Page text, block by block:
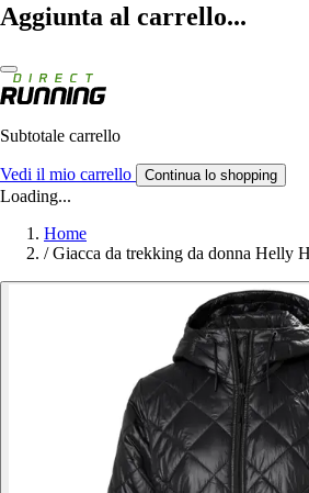
Aggiunta al carrello...
Subtotale carrello
Vedi il mio carrello Continua lo shopping
Loading...
Home
/ Giacca da trekking da donna Helly